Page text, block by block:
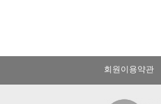
회원이용약관